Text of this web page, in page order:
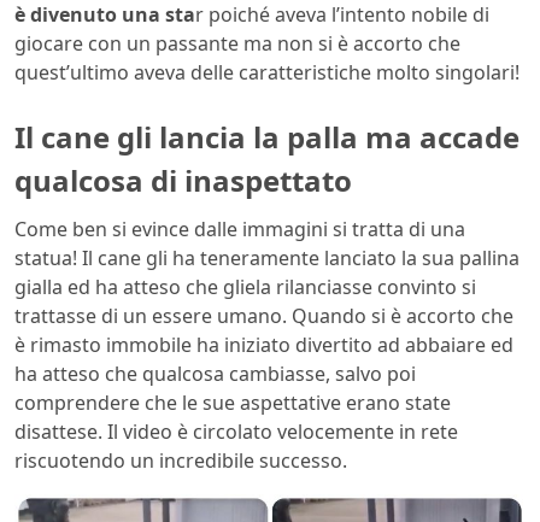
è divenuto una star poiché aveva l’intento nobile di
giocare con un passante ma non si è accorto che
quest’ultimo aveva delle caratteristiche molto singolari!
Il cane gli lancia la palla ma accade
qualcosa di inaspettato
Come ben si evince dalle immagini si tratta di una
statua! Il cane gli ha teneramente lanciato la sua pallina
gialla ed ha atteso che gliela rilanciasse convinto si
trattasse di un essere umano. Quando si è accorto che
è rimasto immobile ha iniziato divertito ad abbaiare ed
ha atteso che qualcosa cambiasse, salvo poi
comprendere che le sue aspettative erano state
disattese. Il video è circolato velocemente in rete
riscuotendo un incredibile successo.